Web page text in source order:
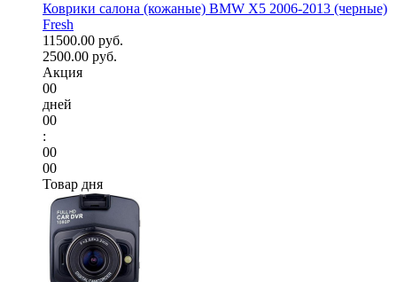
Коврики салона (кожаные) BMW X5 2006-2013 (черные)
Fresh
11500.00 руб.
2500.00 руб.
Акция
00
дней
00
:
00
00
Товар дня